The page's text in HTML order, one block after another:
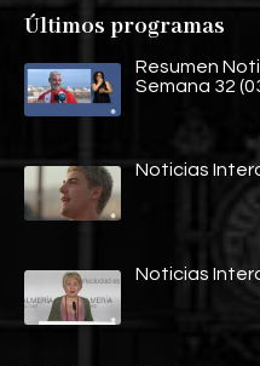
Últimos programas
Resumen
Semana 32
Noticias
Noticias